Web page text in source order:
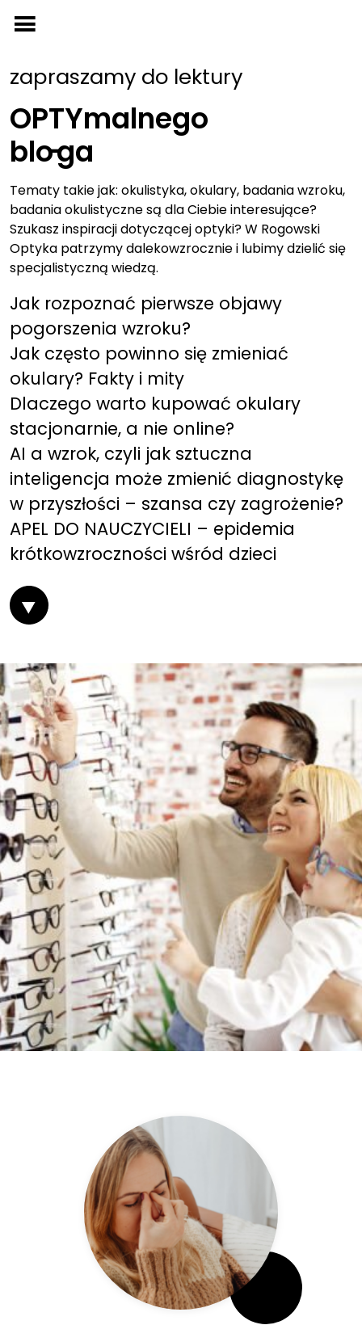
do
zapraszamy do lektury
OPTYmalnego
blo-ga
Tematy takie jak: okulistyka, okulary, badania wzroku,
badania okulistyczne są dla Ciebie interesujące?
Szukasz inspiracji dotyczącej optyki? W Rogowski
Optyka patrzymy dalekowzrocznie i lubimy dzielić się
specjalistyczną wiedzą.
Jak rozpoznać pierwsze objawy
pogorszenia wzroku?
Jak często powinno się zmieniać
okulary? Fakty i mity
Dlaczego warto kupować okulary
stacjonarnie, a nie online?
AI a wzrok, czyli jak sztuczna
inteligencja może zmienić diagnostykę
w przyszłości – szansa czy zagrożenie?
APEL DO NAUCZYCIELI – epidemia
krótkowzroczności wśród dzieci